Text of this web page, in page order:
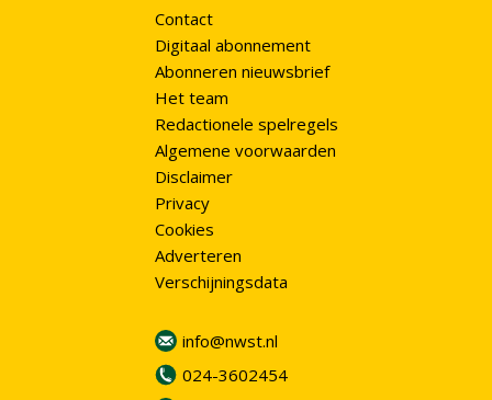
Contact
Digitaal abonnement
Abonneren nieuwsbrief
Het team
Redactionele spelregels
Algemene voorwaarden
Disclaimer
Privacy
Cookies
Adverteren
Verschijningsdata
info@nwst.nl
024-3602454